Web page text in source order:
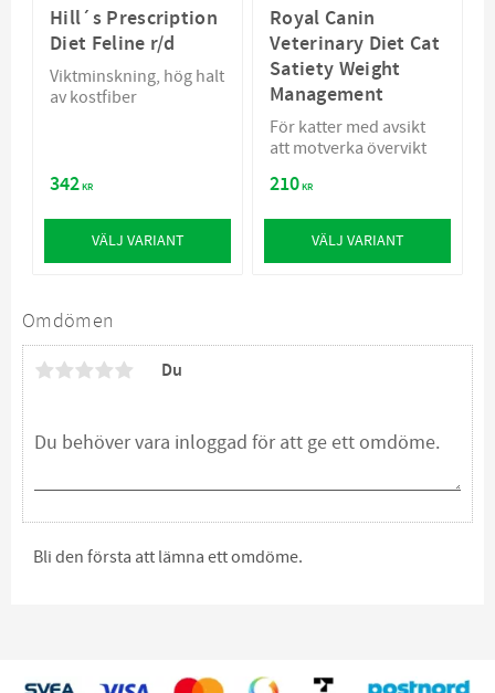
Omdömen
Du
Bli den första att lämna ett omdöme.
Hill´s Prescription
Diet Feline r/d
Viktminskning, hög halt
av kostfiber
342KR
VÄLJ VARIANT
Royal Canin
Veterinary Diet Cat
Satiety Weight
Management
För katter med avsikt
att motverka övervikt
210KR
VÄLJ VARIANT